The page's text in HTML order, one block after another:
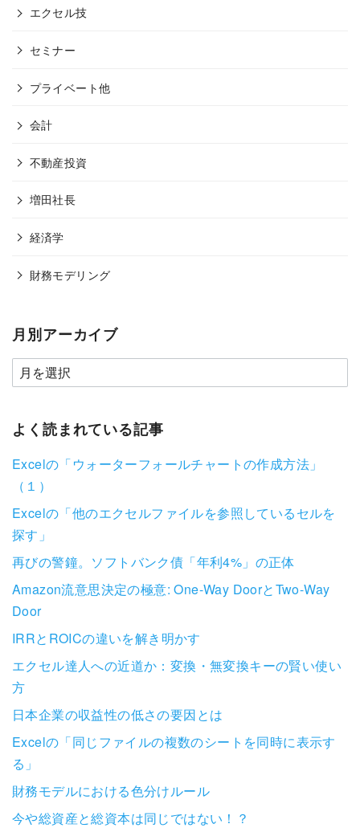
エクセル技
セミナー
プライベート他
会計
不動産投資
増田社長
経済学
財務モデリング
月別アーカイブ
よく読まれている記事
Excelの「ウォーターフォールチャートの作成方法」
（１）
Excelの「他のエクセルファイルを参照しているセルを
探す」
再びの警鐘。ソフトバンク債「年利4%」の正体
Amazon流意思決定の極意: One-Way DoorとTwo-Way
Door
IRRとROICの違いを解き明かす
エクセル達人への近道か：変換・無変換キーの賢い使い
方
日本企業の収益性の低さの要因とは
Excelの「同じファイルの複数のシートを同時に表示す
る」
財務モデルにおける色分けルール
今や総資産と総資本は同じではない！？